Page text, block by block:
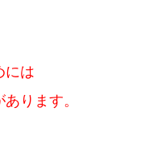
には
ります。